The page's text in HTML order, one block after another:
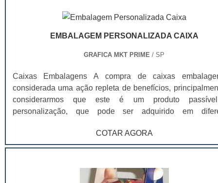
dos tipos mais tradicionais para a impressão de
em duas dobras; Impressão em três dobras em
EMBALAGEM PERSONALIZADA CAIXA
GRAFICA MKT PRIME / SP
Caixas Embalagens A compra de caixas
considerada uma ação repleta de benefícios,
considerarmos que este é um produto
personalização, que pode ser adquirido em
adequar a diferentes produtos e nichos, dentre os
comuns, é possível destacar: Alimentos; Roupas; Artesanatos.
diferentes tamanhos, com o objetivo de
necessidades dos mais variados contratantes. As
COTAR AGORA